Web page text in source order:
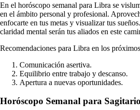
En el horóscopo semanal para Libra se
en el ámbito personal y profesional.
enfocarte en tus metas y visualizar tus
claridad mental serán tus aliados en este
Recomendaciones para Libra en los
Comunicación asertiva.
Equilibrio entre trabajo y descanso.
Apertura a nuevas oportunidades.
Horóscopo Semanal para Sagitario